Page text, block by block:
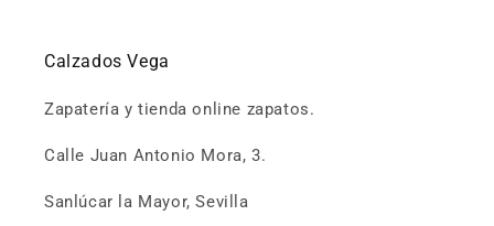
Calzados Vega
Zapatería y tienda online zapatos.
Calle Juan Antonio Mora, 3.
Sanlúcar la Mayor, Sevilla